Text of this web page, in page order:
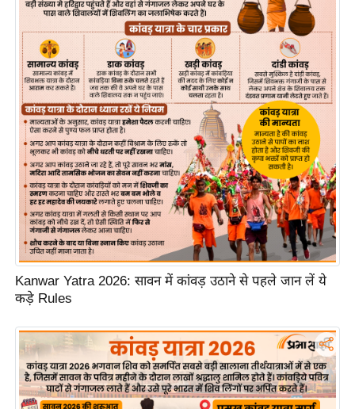
ज
न
ज
ग
त
बॉ
ली
वु
ड
हॉ
ली
वु
ड
फि
ल्म
स
मी
क्षा
Kanwar Yatra 2026: सावन में कांवड़ उठाने से पहले जान लें ये
कड़े Rules